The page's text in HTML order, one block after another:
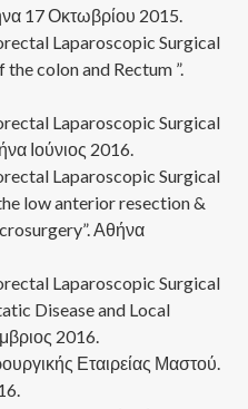
17 Οκτωβρίου 2015.
Laparoscopic Surgical
colon and Rectum ”.
Laparoscopic Surgical
Ιούνιος 2016.
Laparoscopic Surgical
low anterior resection &
Αθήνα
Laparoscopic Surgical
Disease and Local
2016.
Εταιρείας Μαστού.